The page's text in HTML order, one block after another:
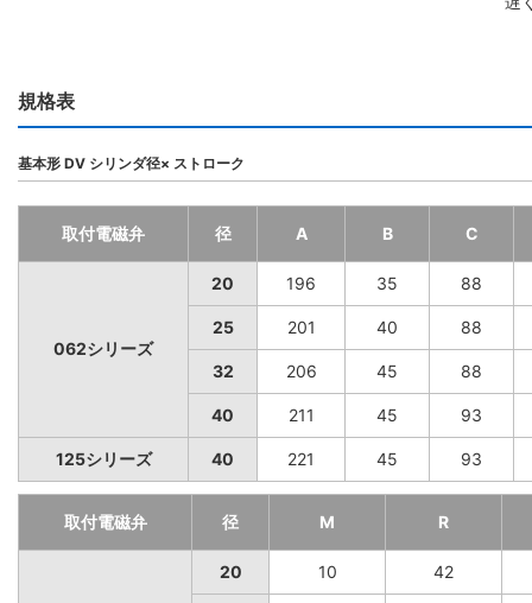
規格表
基本形 DV シリンダ径× ストローク
取付電磁弁 径 A B C
062シリーズ
20 196 35 88
25 201 40 88
32 206 45 88
40 211 45 93
125シリーズ 40 221 45 93
取付電磁弁 径 M R
20 10 42